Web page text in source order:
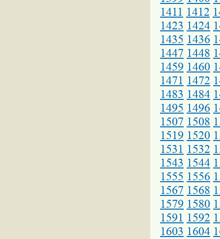
1411 1412
1423 1424
1435 1436
1447 1448
1459 1460
1471 1472
1483 1484
1495 1496
1507 1508
1519 1520
1531 1532
1543 1544
1555 1556
1567 1568
1579 1580
1591 1592
1603 1604